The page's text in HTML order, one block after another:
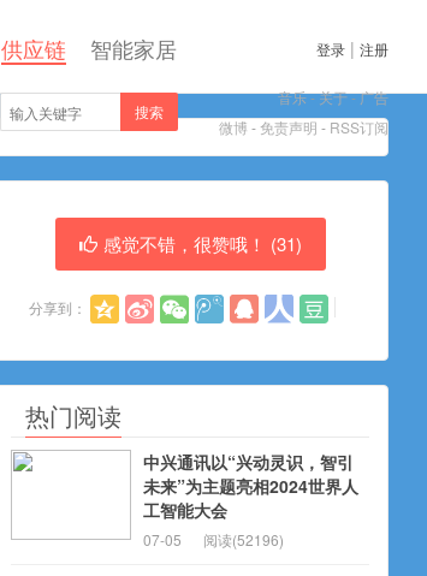
供应链 智能家居 登录 | 注册
音乐-关于-广告
微博 - 免责声明 - RSS订阅
搜索
感觉不错，很赞哦！ (31)
分享到：
热门阅读
中兴通讯以“兴动灵识，智引
未来”为主题亮相2024世界人
工智能大会
07-05 阅读(52196)